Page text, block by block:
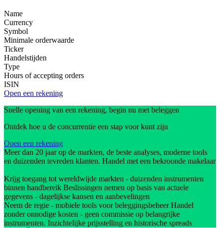
Name
Currency
Symbol
Minimale orderwaarde
Ticker
Handelstijden
Type
Hours of accepting orders
ISIN
Open een rekening
Snelle opening van een rekening, begin nu met beleggen
Ontdek hoe u de concurrentie een stap voor kunt zijn
Open een rekening
Meer dan 20 jaar op de markten, de beste analyses, moderne tools
en duizenden tevreden klanten. Handel met een bekroonde makelaar
Krijg toegang tot wereldwijde markten - duizenden instrumenten
binnen handbereik Beslissingen nemen op basis van actuele
gegevens - dagelijkse kansen en aanbevelingen
Neem de regie - mobiele tools voor beleggingsbeheer Handel
zonder onnodige kosten - geen commissie op belangrijke
instrumenten. Inzichtelijke prijsstelling en historische spreads